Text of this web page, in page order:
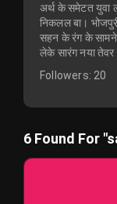
अर्थ के समेटत युवा
निकलल बा।
सहन के रंग के सामने
लेके सारंग नया तेवर
Followers: 20
6 Found For